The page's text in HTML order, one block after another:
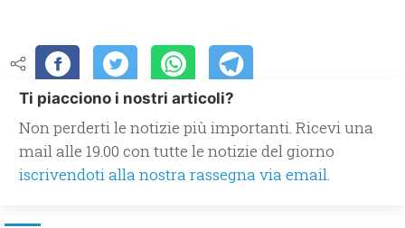
Ti piacciono i nostri articoli?
Non perderti le notizie più importanti. Ricevi una
mail alle 19.00 con tutte le notizie del giorno
iscrivendoti alla nostra rassegna via email.